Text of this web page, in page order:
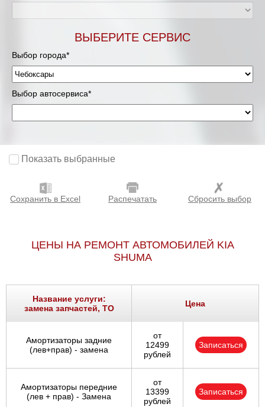
ВЫБЕРИТЕ СЕРВИС
Выбор города*
Выбор автосервиса*
Показать выбранные
Сохранить в Excel Распечатать Сбросить выбор
ЦЕНЫ НА РЕМОНТ АВТОМОБИЛЕЙ KIA
SHUMA
Название услуги:
замена запчастей, ТО
Цена
Амортизаторы задние
(лев+прав) - замена
от
12499
рублей
Записаться
Амортизаторы передние
(лев + прав) - Замена
от
13399
рублей
Записаться